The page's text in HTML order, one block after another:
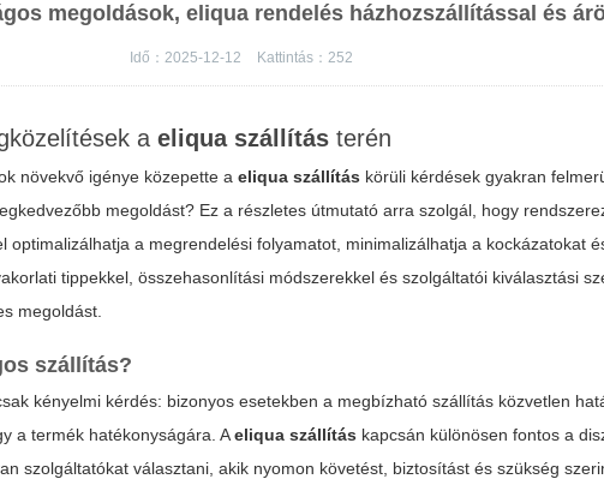
megoldások, eliqua rendelés házhozszállítással és
Idő：2025-12-12 Kattintás： 252
aeliqua szállítás terén
növekvő igénye közepette aeliqua szállítás körüli kérdések gyakran
megoldást? Ez a részletes útmutató arra szolgál, hogy
optimalizálhatja a megrendelési folyamatot, minimalizálhatja a kockázatokat
tippekkel, összehasonlítási módszerekkel és szolgáltatói kiválasztási
megoldást.
szállítás?
kényelmi kérdés: bizonyos esetekben a megbízható szállítás közvetlen
a termék hatékonyságára. Aeliqua szállítás kapcsán különösen fontos a
szolgáltatókat választani, akik nyomon követést, biztosítást és szükség